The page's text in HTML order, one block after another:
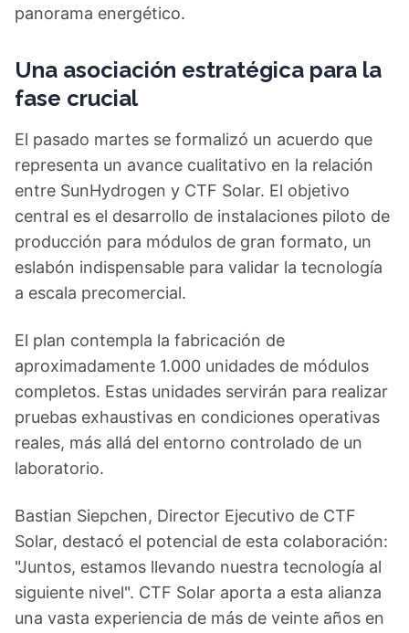
panorama energético.
Una asociación estratégica para la
fase crucial
El pasado martes se formalizó un acuerdo que
representa un avance cualitativo en la relación
entre SunHydrogen y CTF Solar. El objetivo
central es el desarrollo de instalaciones piloto de
producción para módulos de gran formato, un
eslabón indispensable para validar la tecnología
a escala precomercial.
El plan contempla la fabricación de
aproximadamente 1.000 unidades de módulos
completos. Estas unidades servirán para realizar
pruebas exhaustivas en condiciones operativas
reales, más allá del entorno controlado de un
laboratorio.
Bastian Siepchen, Director Ejecutivo de CTF
Solar, destacó el potencial de esta colaboración:
"Juntos, estamos llevando nuestra tecnología al
siguiente nivel". CTF Solar aporta a esta alianza
una vasta experiencia de más de veinte años en